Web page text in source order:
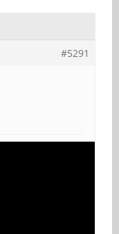
#5291